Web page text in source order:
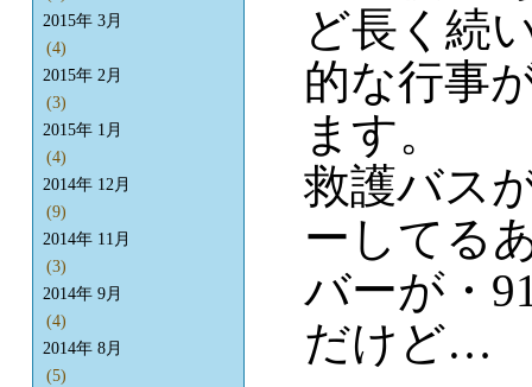
ど長く続
的な行事
ます。
救護バス
ーしてる
バーが・
だけど…
2015年 3月
(4)
2015年 2月
(3)
2015年 1月
(4)
2014年 12月
(9)
2014年 11月
(3)
2014年 9月
(4)
2014年 8月
(5)